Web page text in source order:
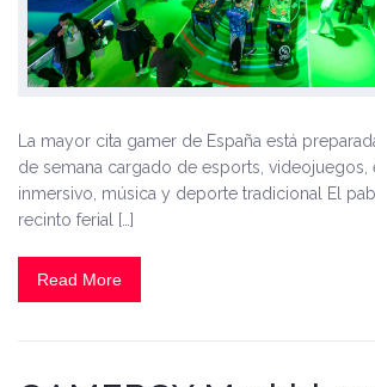
La mayor cita gamer de España está
de semana cargado de esports, videojuegos,
inmersivo, música y deporte tradicional El
recinto ferial […]
Read More